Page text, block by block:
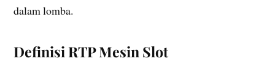
dalam lomba.
Definisi RTP Mesin Slot